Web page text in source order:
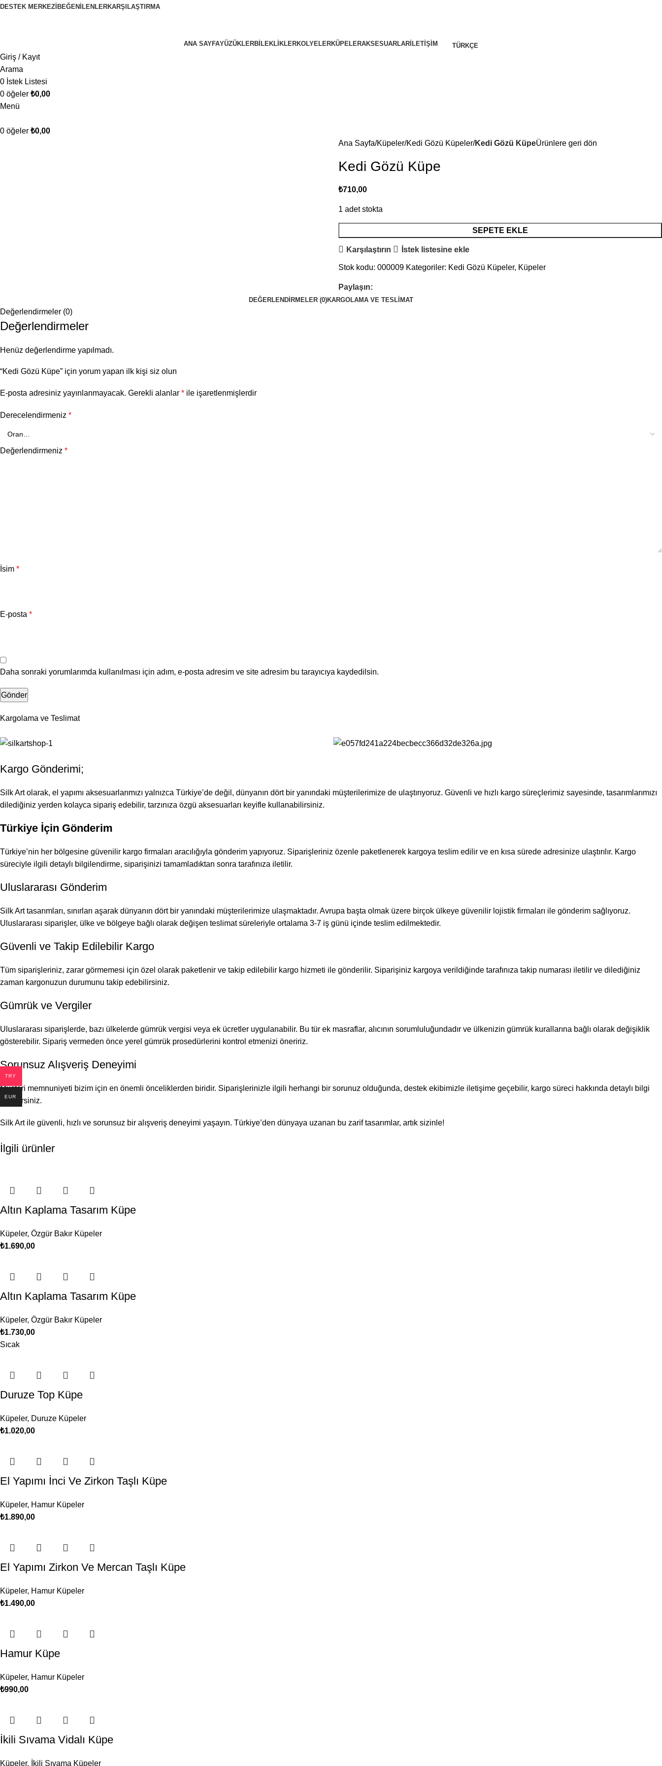
DESTEK MERKEZI BEĞENILENLERKARŞILAŞTIRMA
ANA SAYFAYÜZÜKLERBILEKLIKLERKOLYELERKÜPELERAKSESUARLAR İLETIŞIM TÜRKÇE
Giriş / Kayıt
Arama
0 İstek Listesi
0 öğeler ₺0,00
Menü
0 öğeler ₺0,00
Ana Sayfa Küpeler Kedi Gözü Küpeler Kedi Gözü KüpeÜrünlere geri dön
Kedi Gözü Küpe
₺710,00
1 adet stokta
SEPETE EKLE
Karşılaştırın İstek listesine ekle
Stok kodu: 000009 Kategoriler: Kedi Gözü Küpeler, Küpeler
Paylaşın:
DEĞERLENDIRMELER (0)KARGOLAMA VE TESLIMAT
Değerlendirmeler (0)
Değerlendirmeler
Henüz değerlendirme yapılmadı.
“Kedi Gözü Küpe” için yorum yapan ilk kişi siz olun
E-posta adresiniz yayınlanmayacak. Gerekli alanlar * ile işaretlenmişlerdir
Derecelendirmeniz *
Değerlendirmeniz *
İsim *
E-posta *
Daha sonraki yorumlarımda kullanılması için adım, e-posta adresim ve site adresim bu tarayıcıya kaydedilsin.
Kargolama ve Teslimat
Kargo Gönderimi;
Silk Art olarak, el yapımı aksesuarlarımızı yalnızca Türkiye’de değil, dünyanın dört bir yanındaki müşterilerimize de ulaştırıyoruz. Güvenli ve hızlı kargo süreçlerimiz sayesinde, tasarımlarımızı
dilediğiniz yerden kolayca sipariş edebilir, tarzınıza özgü aksesuarları keyifle kullanabilirsiniz.
Türkiye İçin Gönderim
Türkiye’nin her bölgesine güvenilir kargo firmaları aracılığıyla gönderim yapıyoruz. Siparişleriniz özenle paketlenerek kargoya teslim edilir ve en kısa sürede adresinize ulaştırılır. Kargo
süreciyle ilgili detaylı bilgilendirme, siparişinizi tamamladıktan sonra tarafınıza iletilir.
Uluslararası Gönderim
Silk Art tasarımları, sınırları aşarak dünyanın dört bir yanındaki müşterilerimize ulaşmaktadır. Avrupa başta olmak üzere birçok ülkeye güvenilir lojistik firmaları ile gönderim sağlıyoruz.
Uluslararası siparişler, ülke ve bölgeye bağlı olarak değişen teslimat süreleriyle ortalama 3-7 iş günü içinde teslim edilmektedir.
Güvenli ve Takip Edilebilir Kargo
Tüm siparişleriniz, zarar görmemesi için özel olarak paketlenir ve takip edilebilir kargo hizmeti ile gönderilir. Siparişiniz kargoya verildiğinde tarafınıza takip numarası iletilir ve dilediğiniz
zaman kargonuzun durumunu takip edebilirsiniz.
Gümrük ve Vergiler
Uluslararası siparişlerde, bazı ülkelerde gümrük vergisi veya ek ücretler uygulanabilir. Bu tür ek masraflar, alıcının sorumluluğundadır ve ülkenizin gümrük kurallarına bağlı olarak değişiklik
gösterebilir. Sipariş vermeden önce yerel gümrük prosedürlerini kontrol etmenizi öneririz.
Sorunsuz Alışveriş Deneyimi
Müşteri memnuniyeti bizim için en önemli önceliklerden biridir. Siparişlerinizle ilgili herhangi bir sorunuz olduğunda, destek ekibimizle iletişime geçebilir, kargo süreci hakkında detaylı bilgi
alabilirsiniz.
Silk Art ile güvenli, hızlı ve sorunsuz bir alışveriş deneyimi yaşayın. Türkiye’den dünyaya uzanan bu zarif tasarımlar, artık sizinle!
İlgili ürünler
Altın Kaplama Tasarım Küpe
Küpeler, Özgür Bakır Küpeler
₺1.690,00
Altın Kaplama Tasarım Küpe
Küpeler, Özgür Bakır Küpeler
₺1.730,00
Sıcak
Duruze Top Küpe
Küpeler, Duruze Küpeler
₺1.020,00
El Yapımı İnci Ve Zirkon Taşlı Küpe
Küpeler, Hamur Küpeler
₺1.890,00
El Yapımı Zirkon Ve Mercan Taşlı Küpe
Küpeler, Hamur Küpeler
₺1.490,00
Hamur Küpe
Küpeler, Hamur Küpeler
₺990,00
İkili Sıvama Vidalı Küpe
Küpeler, İkili Sıvama Küpeler
TRY
EUR